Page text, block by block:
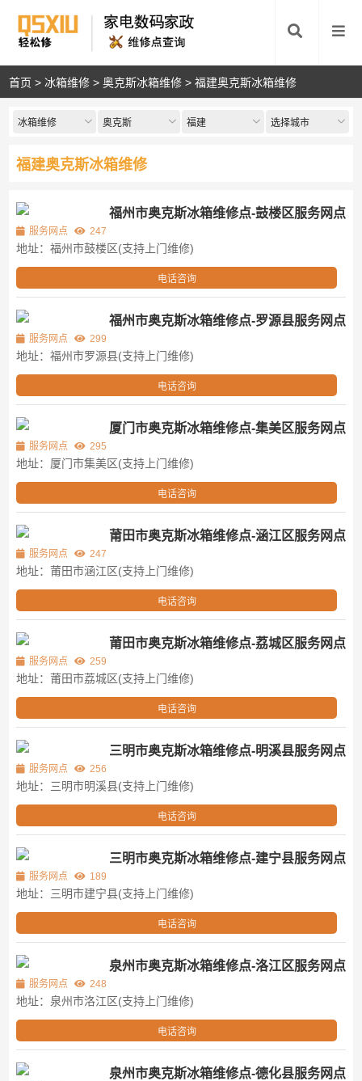
首页 >冰箱维修 >奥克斯冰箱维修 >福建奥克斯冰箱维修
冰箱维修 奥克斯 福建 选择城市
福建奥克斯冰箱维修
福州市奥克斯冰箱维修点-鼓楼区服务网点
服务网点 247
地址：福州市鼓楼区(支持上门维修)
电话咨询
福州市奥克斯冰箱维修点-罗源县服务网点
服务网点 299
地址：福州市罗源县(支持上门维修)
电话咨询
厦门市奥克斯冰箱维修点-集美区服务网点
服务网点 295
地址：厦门市集美区(支持上门维修)
电话咨询
莆田市奥克斯冰箱维修点-涵江区服务网点
服务网点 247
地址：莆田市涵江区(支持上门维修)
电话咨询
莆田市奥克斯冰箱维修点-荔城区服务网点
服务网点 259
地址：莆田市荔城区(支持上门维修)
电话咨询
三明市奥克斯冰箱维修点-明溪县服务网点
服务网点 256
地址：三明市明溪县(支持上门维修)
电话咨询
三明市奥克斯冰箱维修点-建宁县服务网点
服务网点 189
地址：三明市建宁县(支持上门维修)
电话咨询
泉州市奥克斯冰箱维修点-洛江区服务网点
服务网点 248
地址：泉州市洛江区(支持上门维修)
电话咨询
泉州市奥克斯冰箱维修点-德化县服务网点